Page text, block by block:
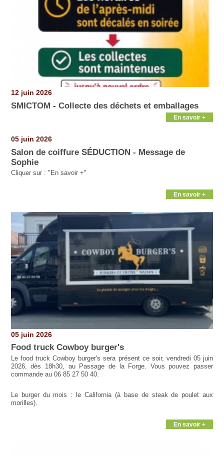
12 juin 2026
SMICTOM - Collecte des déchets et emballages
En savoir +
05 juin 2026
Salon de coiffure SÉDUCTION - Message de
Sophie
Cliquer sur : "En savoir +"
En savoir +
05 juin 2026
Food truck Cowboy burger's
Le food truck Cowboy burger's sera présent ce soir, vendredi 05 juin
2026, dès 18h30, au Passage de la Forge. Vous pouvez passer
commande au 06 85 27 50 40.
Le burger du mois : le California (à base de steak de poulet aux
morilles).
En savoir +